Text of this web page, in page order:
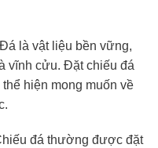
là vật liệu bền vững,
vĩnh cửu. Đặt chiếu đá
hiện mong muốn về
đá thường được đặt